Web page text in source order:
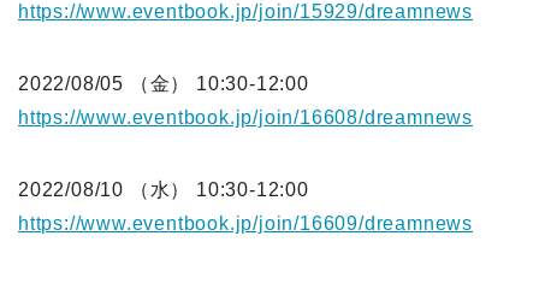
https://www.eventbook.jp/join/15929/dreamnews
2022/08/05 （金） 10:30-12:00
https://www.eventbook.jp/join/16608/dreamnews
2022/08/10 （水） 10:30-12:00
https://www.eventbook.jp/join/16609/dreamnews